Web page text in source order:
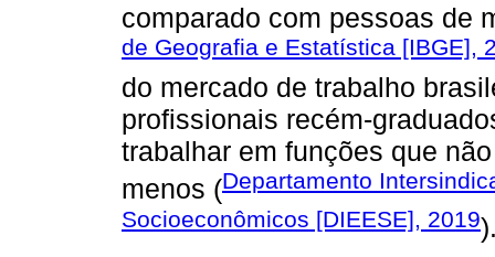
comparado com pessoas de
de Geografia e Estatística [IBGE],
do mercado de trabalho
profissionais recém-
trabalhar em funções que
menos (Departamento
Socioeconômicos [DIEESE], 2019